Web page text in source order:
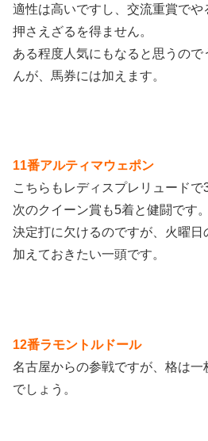
適性は高いですし、交流重賞でや
押さえざるを得ません。
ある程度人気にもなると思うの
んが、馬券には加えます。
11番アルティマウェポン
こちらもレディスプレリュードで
次のクイーン賞も5着と健闘です。
決定打に欠けるのですが、火曜日
加えておきたい一頭です。
12番ラモントルドール
名古屋からの参戦ですが、格は
でしょう。